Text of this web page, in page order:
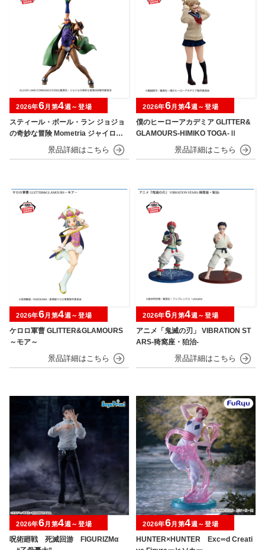
スティール・ボール・ラン ジョジョ
の奇妙な冒険 Mometria ジャイロ・
2026年6月第4週～登場
僕のヒーローアカデミア GLITTER&
GLAMOURS-HIMIKO TOGA-Ⅱ
2026年6月第4週～登場
ケロロ軍曹 GLITTER&GLAMOURS
～モア～
2026年6月第4週～登場
アニメ「鬼滅の刃」 VIBRATION ST
ARS-猗窩座・狛治-
2026年6月第4週～登場
呪術廻戦 死滅回游 FIGURIZMα
2026年6月第4週～登場
HUNTER×HUNTER Exc∞d Creati
2026年6月第4週～登場